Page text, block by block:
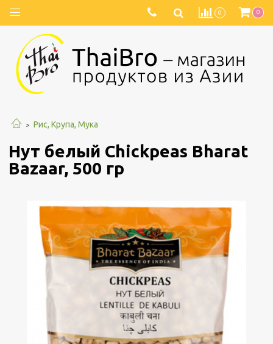
0 0
Рис, Крупа, Мука
Нут белый Chickpeas Bharat
Bazaar, 500 гр